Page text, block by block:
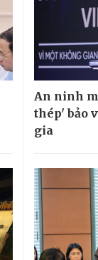
An ninh
thép' bảo
gia